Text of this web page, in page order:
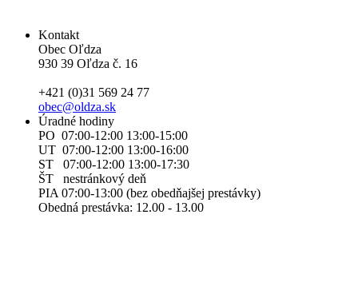
Kontakt
Obec Oľdza
930 39 Oľdza č. 16
+421 (0)31 569 24 77
obec@oldza.sk
Úradné hodiny
PO 07:00-12:00 13:00-15:00
UT 07:00-12:00 13:00-16:00
ST 07:00-12:00 13:00-17:30
ŠT nestránkový deň
PIA 07:00-13:00 (bez obedňajšej prestávky)
Obedná prestávka: 12.00 - 13.00